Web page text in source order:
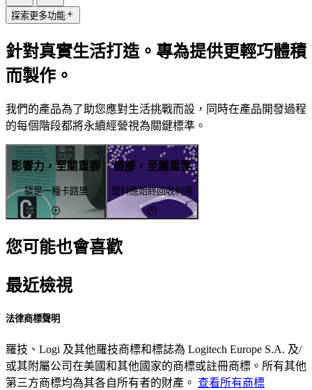
探索更多功能
針對真實生活打造。專為提供更輕巧體積
而製作。
我們的產品為了助您應對生活挑戰而設，同時在產品開發過程
的每個階段都將永續經營視為關鍵標準。
影響力，至關重要
碳是一種卡路里
塑膠，至關重要
塑料應始終回收利用
您可能也會喜歡
最近檢視
法律商標聲明
羅技、Logi 及其他羅技商標和標誌為 Logitech Europe S.A. 及/
或其附屬公司在美國和其他國家的商標或註冊商標。所有其他
第三方商標均為其各自所有者的財產。 查看所有商標